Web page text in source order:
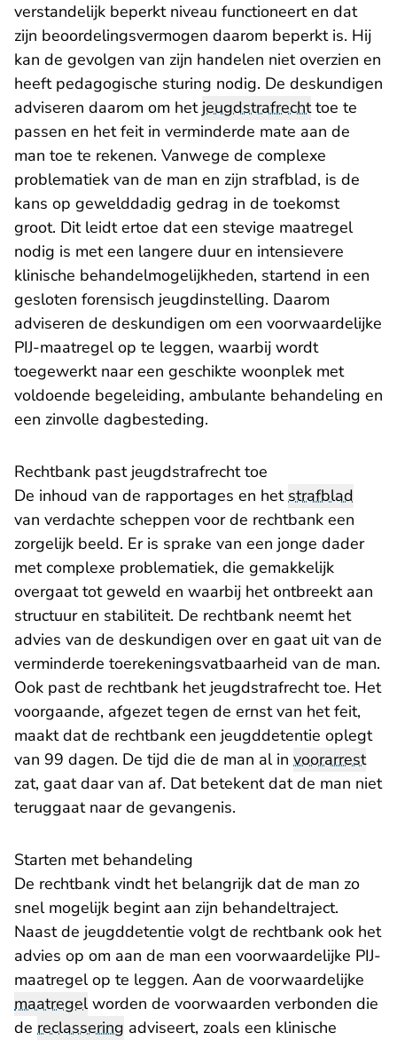
verstandelijk beperkt niveau functioneert en dat
zijn beoordelingsvermogen daarom beperkt is. Hij
kan de gevolgen van zijn handelen niet overzien en
heeft pedagogische sturing nodig. De deskundigen
adviseren daarom om het jeugdstrafrechttoe te
passen en het feit in verminderde mate aan de
man toe te rekenen. Vanwege de complexe
problematiek van de man en zijn strafblad, is de
kans op gewelddadig gedrag in de toekomst
groot. Dit leidt ertoe dat een stevige maatregel
nodig is met een langere duur en intensievere
klinische behandelmogelijkheden, startend in een
gesloten forensisch jeugdinstelling. Daarom
adviseren de deskundigen om een voorwaardelijke
PIJ-maatregel op te leggen, waarbij wordt
toegewerkt naar een geschikte woonplek met
voldoende begeleiding, ambulante behandeling en
een zinvolle dagbesteding.
Rechtbank past jeugdstrafrecht toe
De inhoud van de rapportages en hetstrafblad
van verdachte scheppen voor de rechtbank een
zorgelijk beeld. Er is sprake van een jonge dader
met complexe problematiek, die gemakkelijk
overgaat tot geweld en waarbij het ontbreekt aan
structuur en stabiliteit. De rechtbank neemt het
advies van de deskundigen over en gaat uit van de
verminderde toerekeningsvatbaarheid van de man.
Ook past de rechtbank het jeugdstrafrecht toe. Het
voorgaande, afgezet tegen de ernst van het feit,
maakt dat de rechtbank een jeugddetentie oplegt
van 99 dagen. De tijd die de man al in voorarrest
zat, gaat daar van af. Dat betekent dat de man niet
teruggaat naar de gevangenis.
Starten met behandeling
De rechtbank vindt het belangrijk dat de man zo
snel mogelijk begint aan zijn behandeltraject.
Naast de jeugddetentie volgt de rechtbank ook het
advies op om aan de man een voorwaardelijke PIJ-
maatregel op te leggen. Aan de voorwaardelijke
maatregelworden de voorwaarden verbonden die
de reclassering adviseert, zoals een klinische